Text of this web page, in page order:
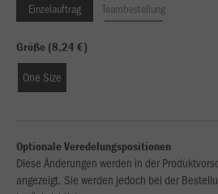
Einzelauftrag Teambestellung
Größe (8,24 €)
One Size
Optionale Veredelungspositionen
Diese Änderungen werden in der
angezeigt. Sie werden jedoch bei der